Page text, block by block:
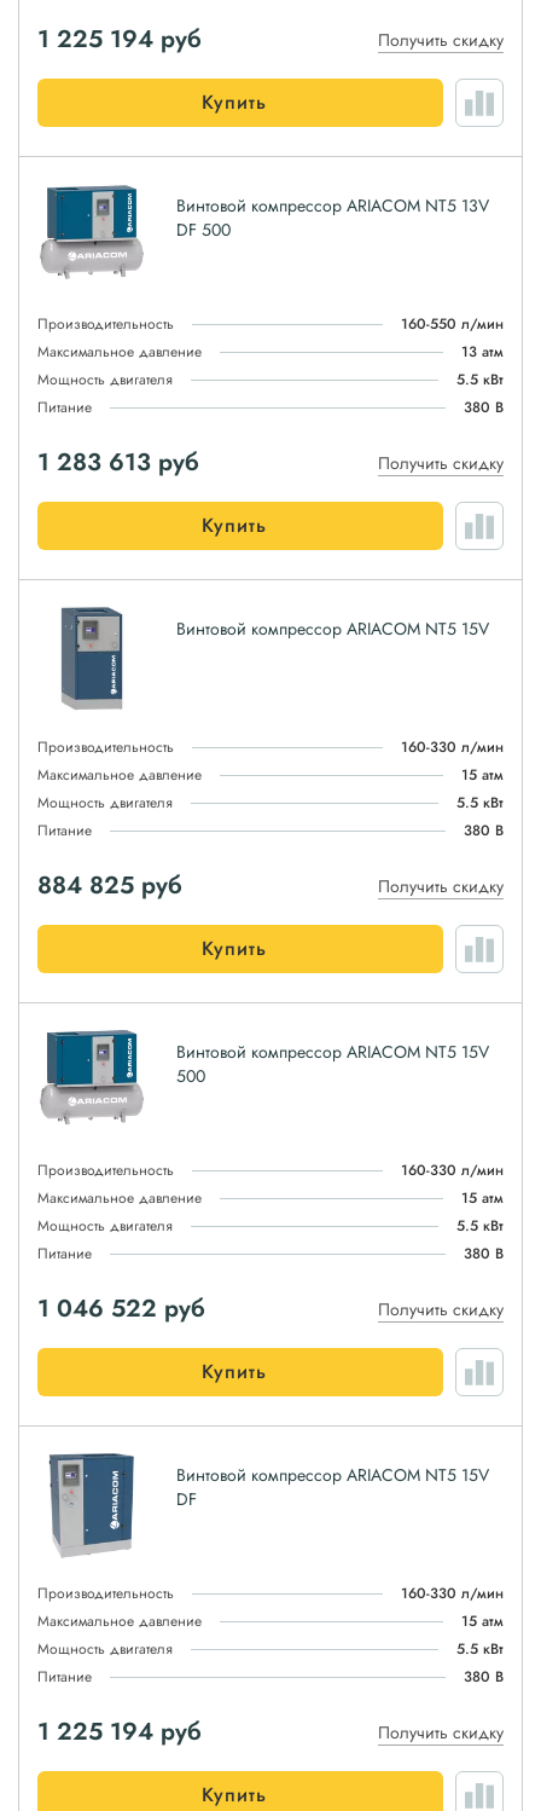
1 225 194 руб Получить скидку
Купить
Винтовой компрессор ARIACOM NT5 13V
DF 500
Производительность
160-550 л/мин
Максимальное давление
13 атм
Мощность двигателя
5.5 кВт
Питание
380 В
1 283 613 руб Получить скидку
Купить
Винтовой компрессор ARIACOM NT5 15V
Производительность
160-330 л/мин
Максимальное давление
15 атм
Мощность двигателя
5.5 кВт
Питание
380 В
884 825 руб Получить скидку
Купить
Винтовой компрессор ARIACOM NT5 15V
500
Производительность
160-330 л/мин
Максимальное давление
15 атм
Мощность двигателя
5.5 кВт
Питание
380 В
1 046 522 руб Получить скидку
Купить
Винтовой компрессор ARIACOM NT5 15V
DF
Производительность
160-330 л/мин
Максимальное давление
15 атм
Мощность двигателя
5.5 кВт
Питание
380 В
1 225 194 руб Получить скидку
Купить